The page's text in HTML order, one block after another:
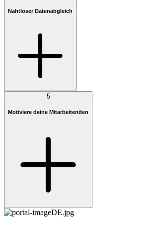
Nahtloser Datenabgleich
5
Motiviere deine Mitarbeitenden